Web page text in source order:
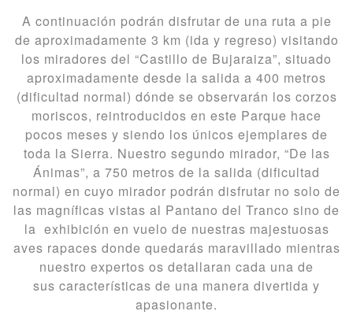
A continuación podrán disfrutar de una ruta a pie
de aproximadamente 3 km (ida y regreso) visitando
los miradores del “Castillo de Bujaraiza”, situado
aproximadamente desde la salida a 400 metros
(dificultad normal) dónde se observarán los corzos
moriscos, reintroducidos en este Parque hace
pocos meses y siendo los únicos ejemplares de
toda la Sierra. Nuestro segundo mirador, “De las
Ánimas”, a 750 metros de la salida (dificultad
normal) en cuyo mirador podrán disfrutar no solo de
las magníficas vistas al Pantano del Tranco sino de
la exhibición en vuelo de nuestras majestuosas
aves rapaces donde quedarás maravillado mientras
nuestro expertos os detallaran cada una de
sus características de una manera divertida y
apasionante.